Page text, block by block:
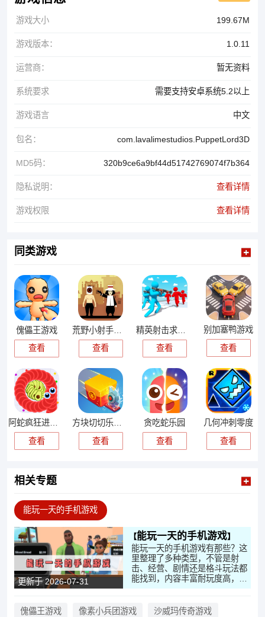
游戏大小 199.67M
游戏版本： 1.0.11
运营商： 暂无资料
系统要求 需要支持安卓系统5.2以上
游戏语言 中文
包名： com.lavalimestudios.PuppetLord3D
MD5码： 320b9ce6a9bf44d51742769074f7b364
隐私说明： 查看详情
游戏权限 查看详情
同类游戏
傀儡王游戏
查看
查看
查看
别加塞鸭游戏
查看
阿蛇疯狂进化游戏
查看
方块切切乐游戏
查看
贪吃蛇乐园
查看
几何冲刺零度
查看
相关专题
能玩一天的手机游戏
更新于 2026-07-31
能玩一天的手机游戏
能玩一天的手机游戏有那些？这
里整理了多种类型，不管是射
击、经营、剧情还是格斗玩法都
能找到，内容丰富耐玩度高，随
时打开就能投入其中，轻松打发
来看看。
傀儡王游戏 像素小兵团游戏 沙威玛传奇游戏